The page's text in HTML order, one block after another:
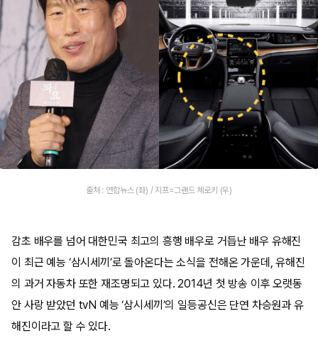
출처 : 연합뉴스 (좌) / 지프=그랜드 체로키 (우)
감초 배우를 넘어 대한민국 최고의 흥행 배우로 거듭난 배우 유해진
이 최근 예능 ‘삼시세끼’로 돌아온다는 소식을 전해온 가운데, 유해진
의 과거 자동차 또한 재조명되고 있다. 2014년 첫 방송 이후 오랫동
안 사랑 받았던 tvN 예능 ‘삼시세끼’의 일등공신은 단연 차승원과 유
해진이라고 할 수 있다.